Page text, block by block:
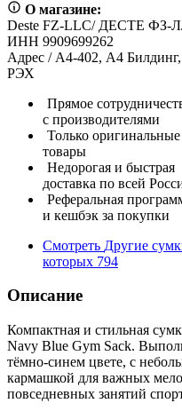
О магазине:
Deste FZ-LLC/ ДЕСТЕ ФЗ-
ИНН 9909699262
Адрес / А4-402, А4
РЭХ
Прямое
с производителями
Только оригинальные
товары
Недорогая и быстрая
доставка по всей
Реферальная
и кешбэк за покупки
Смотреть Другие
которых 794
Описание
Компактная и стильная
Navy Blue Gym Sack.
тёмно‑синем цвете, с
кармашкой для важных
повседневных занятий